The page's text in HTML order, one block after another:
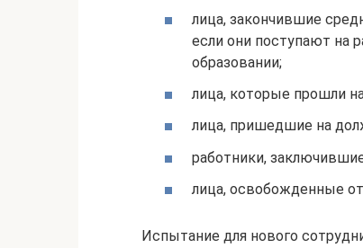
лица, закончившие
если они поступают на
образовании;
лица, которые прошли
лица, пришедшие на
работники,
лица, освобожденные
Испытание для нового